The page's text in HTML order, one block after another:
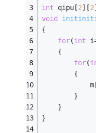
int qipu[2][2
void
{
for(int
	{
for(
		{
		}
	}
}